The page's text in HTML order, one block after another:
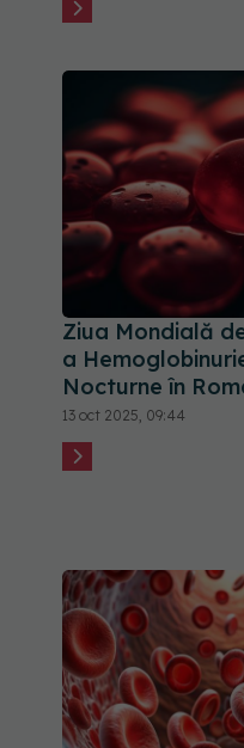
Ziua Mondială
a
Nocturne în
13 oct 2025, 09:44